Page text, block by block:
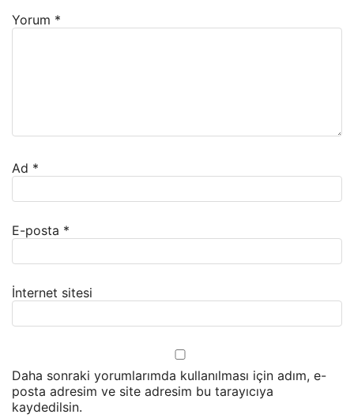
Yorum *
Ad *
E-posta *
İnternet sitesi
Daha sonraki yorumlarımda kullanılması için adım, e-
posta adresim ve site adresim bu tarayıcıya
kaydedilsin.